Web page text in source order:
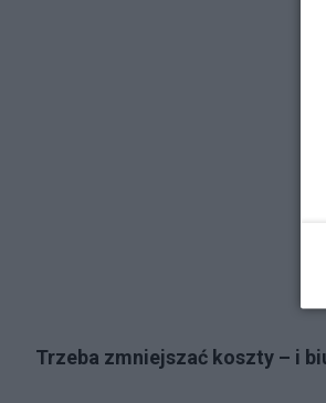
Trzeba zmniejszać koszty – i